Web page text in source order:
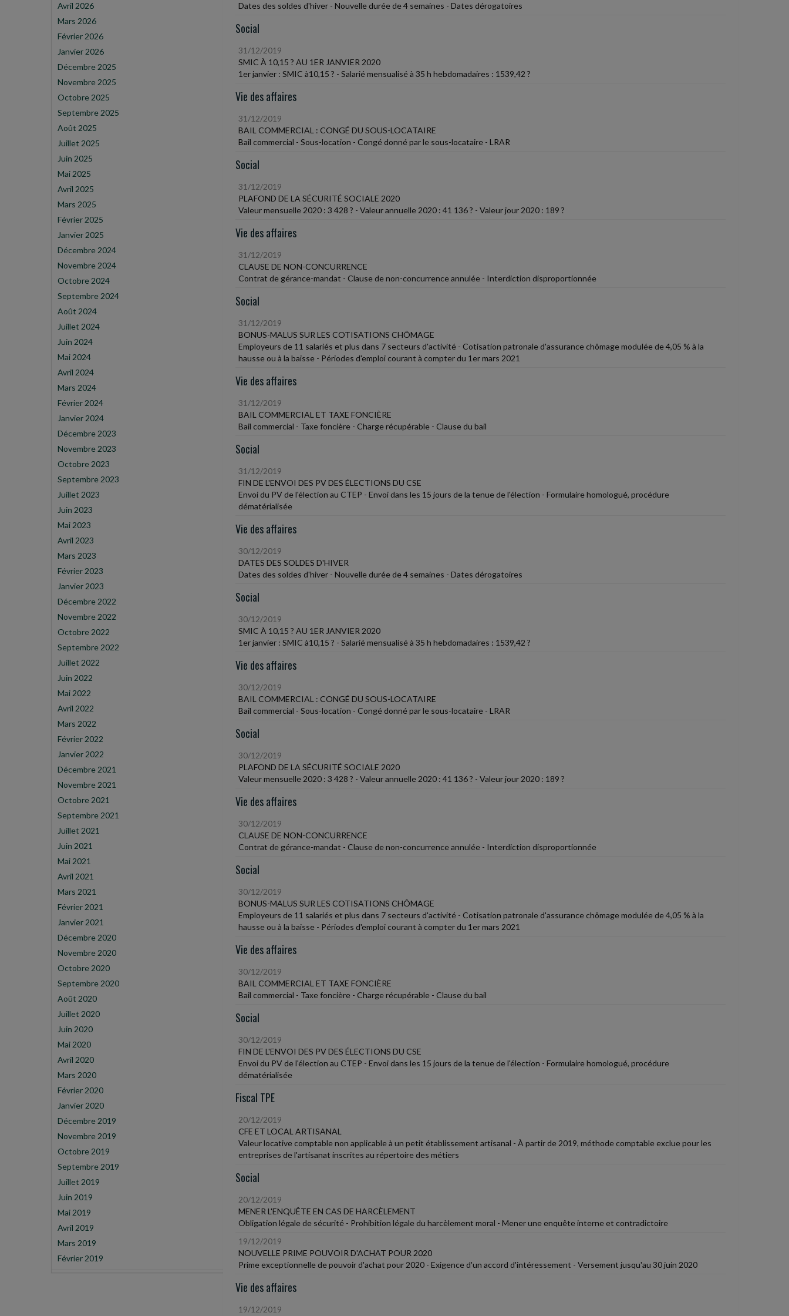
Avril 2026
Mars 2026
Février 2026
Janvier 2026
Décembre 2025
Novembre 2025
Octobre 2025
Septembre 2025
Août 2025
Juillet 2025
Juin 2025
Mai 2025
Avril 2025
Mars 2025
Février 2025
Janvier 2025
Décembre 2024
Novembre 2024
Octobre 2024
Septembre 2024
Août 2024
Juillet 2024
Juin 2024
Mai 2024
Avril 2024
Mars 2024
Février 2024
Janvier 2024
Décembre 2023
Novembre 2023
Octobre 2023
Septembre 2023
Juillet 2023
Juin 2023
Mai 2023
Avril 2023
Mars 2023
Février 2023
Janvier 2023
Décembre 2022
Novembre 2022
Octobre 2022
Septembre 2022
Juillet 2022
Juin 2022
Mai 2022
Avril 2022
Mars 2022
Février 2022
Janvier 2022
Décembre 2021
Novembre 2021
Octobre 2021
Septembre 2021
Juillet 2021
Juin 2021
Mai 2021
Avril 2021
Mars 2021
Février 2021
Janvier 2021
Décembre 2020
Novembre 2020
Octobre 2020
Septembre 2020
Août 2020
Juillet 2020
Juin 2020
Mai 2020
Avril 2020
Mars 2020
Février 2020
Janvier 2020
Décembre 2019
Novembre 2019
Octobre 2019
Septembre 2019
Juillet 2019
Juin 2019
Mai 2019
Avril 2019
Mars 2019
Février 2019
Dates des soldes d'hiver - Nouvelle durée de 4 semaines - Dates dérogatoires
Social
31/12/2019
SMIC À 10,15 ? AU 1ER JANVIER 2020
1er janvier : SMIC à10,15 ? - Salarié mensualisé à 35 h hebdomadaires : 1539,42 ?
Vie des affaires
31/12/2019
BAIL COMMERCIAL : CONGÉ DU SOUS-LOCATAIRE
Bail commercial - Sous-location - Congé donné par le sous-locataire - LRAR
Social
31/12/2019
PLAFOND DE LA SÉCURITÉ SOCIALE 2020
Valeur mensuelle 2020 : 3 428 ? - Valeur annuelle 2020 : 41 136 ? - Valeur jour 2020 : 189 ?
Vie des affaires
31/12/2019
CLAUSE DE NON-CONCURRENCE
Contrat de gérance-mandat - Clause de non-concurrence annulée - Interdiction disproportionnée
Social
31/12/2019
BONUS-MALUS SUR LES COTISATIONS CHÔMAGE
Employeurs de 11 salariés et plus dans 7 secteurs d'activité - Cotisation patronale d'assurance chômage modulée de 4,05 % à la
hausse ou à la baisse - Périodes d'emploi courant à compter du 1er mars 2021
Vie des affaires
31/12/2019
BAIL COMMERCIAL ET TAXE FONCIÈRE
Bail commercial - Taxe foncière - Charge récupérable - Clause du bail
Social
31/12/2019
FIN DE L'ENVOI DES PV DES ÉLECTIONS DU CSE
Envoi du PV de l'élection au CTEP - Envoi dans les 15 jours de la tenue de l'élection - Formulaire homologué, procédure
dématérialisée
Vie des affaires
30/12/2019
DATES DES SOLDES D'HIVER
Dates des soldes d'hiver - Nouvelle durée de 4 semaines - Dates dérogatoires
Social
30/12/2019
SMIC À 10,15 ? AU 1ER JANVIER 2020
1er janvier : SMIC à10,15 ? - Salarié mensualisé à 35 h hebdomadaires : 1539,42 ?
Vie des affaires
30/12/2019
BAIL COMMERCIAL : CONGÉ DU SOUS-LOCATAIRE
Bail commercial - Sous-location - Congé donné par le sous-locataire - LRAR
Social
30/12/2019
PLAFOND DE LA SÉCURITÉ SOCIALE 2020
Valeur mensuelle 2020 : 3 428 ? - Valeur annuelle 2020 : 41 136 ? - Valeur jour 2020 : 189 ?
Vie des affaires
30/12/2019
CLAUSE DE NON-CONCURRENCE
Contrat de gérance-mandat - Clause de non-concurrence annulée - Interdiction disproportionnée
Social
30/12/2019
BONUS-MALUS SUR LES COTISATIONS CHÔMAGE
Employeurs de 11 salariés et plus dans 7 secteurs d'activité - Cotisation patronale d'assurance chômage modulée de 4,05 % à la
hausse ou à la baisse - Périodes d'emploi courant à compter du 1er mars 2021
Vie des affaires
30/12/2019
BAIL COMMERCIAL ET TAXE FONCIÈRE
Bail commercial - Taxe foncière - Charge récupérable - Clause du bail
Social
30/12/2019
FIN DE L'ENVOI DES PV DES ÉLECTIONS DU CSE
Envoi du PV de l'élection au CTEP - Envoi dans les 15 jours de la tenue de l'élection - Formulaire homologué, procédure
dématérialisée
Fiscal TPE
20/12/2019
CFE ET LOCAL ARTISANAL
Valeur locative comptable non applicable à un petit établissement artisanal - À partir de 2019, méthode comptable exclue pour les
entreprises de l'artisanat inscrites au répertoire des métiers
Social
20/12/2019
MENER L'ENQUÊTE EN CAS DE HARCÈLEMENT
Obligation légale de sécurité - Prohibition légale du harcèlement moral - Mener une enquête interne et contradictoire
19/12/2019
NOUVELLE PRIME POUVOIR D'ACHAT POUR 2020
Prime exceptionnelle de pouvoir d'achat pour 2020 - Exigence d'un accord d'intéressement - Versement jusqu'au 30 juin 2020
Vie des affaires
19/12/2019